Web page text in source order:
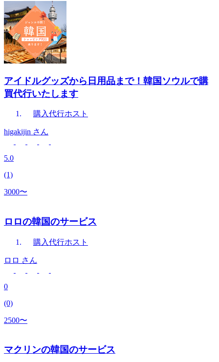
アイドルグッズから日用品まで！韓国ソウルで購
買代行いたします
購入代行ホスト
higakijin さん
5.0
(1)
3000〜
ロロの韓国のサービス
購入代行ホスト
ロロ さん
0
(0)
2500〜
マクリンの韓国のサービス